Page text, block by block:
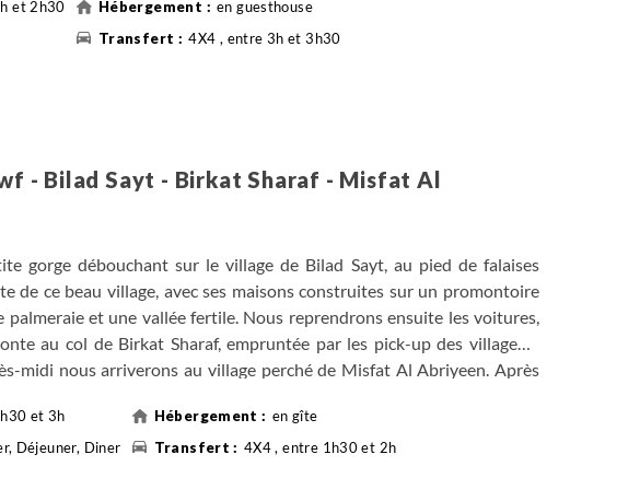
au col de Birkat Sharaf, empruntée par les pick up et 4x4 des
au col.
et 2h30
en guesthouse
4X4 , entre 3h et 3h30
- Bilad Sayt - Birkat Sharaf - Misfat Al
gorge débouchant sur le village de Bilad Sayt, au pied de falaises
de ce beau village, avec ses maisons construites sur un promontoire
palmeraie et une vallée fertile. Nous reprendrons ensuite les voitures,
au col de Birkat Sharaf, empruntée par les pick-up des villageois
midi nous arriverons au village perché de Misfat Al Abriyeen. Après
où les ruelles s’animent et où les maisons en pierre de taille
les rayons orangés du soleil couchant.
et 3h
en gîte
Déjeuner, Diner
4X4 , entre 1h30 et 2h